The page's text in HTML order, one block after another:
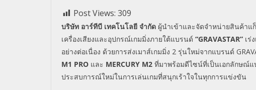
Post Views: 309
บริษัท อาร์ทีบี เทคโนโลยี จำกัด ผู้นำเข้าและจัดจำหน่ายสินค้าแ
เครื่องเสียงและอุปกรณ์เกมมิ่งภายใต้แบรนด์ “GRAVASTAR” เร่
อย่างต่อเนื่อง ด้วยการส่งเมาส์เกมมิ่ง 2 รุ่นใหม่จากแบรนด์
M1 PRO และ MERCURY M2 ที่มาพร้อมดีไซน์ที่เป็นเอกลักษณ์แ
ประสบการณ์ใหม่ในการเล่นเกมที่สนุกเร้าใจในทุกการแข่งขัน